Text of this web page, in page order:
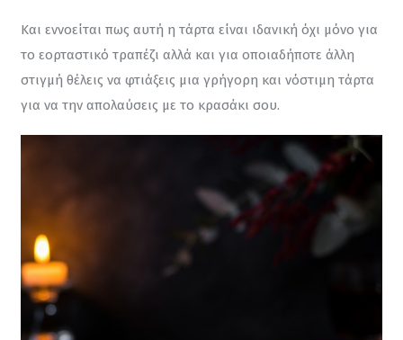
Και εννοείται πως αυτή η τάρτα είναι ιδανική όχι μόνο για
το εορταστικό τραπέζι αλλά και για οποιαδήποτε άλλη
στιγμή θέλεις να φτιάξεις μια γρήγορη και νόστιμη τάρτα
για να την απολαύσεις με το κρασάκι σου.